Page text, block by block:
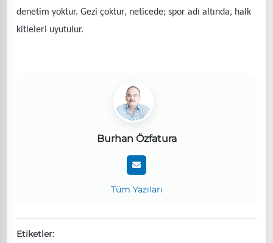
denetim yoktur. Gezi çoktur, neticede; spor adı altında, halk
kitleleri uyutulur.
Burhan Özfatura
Tüm Yazıları
Etiketler: